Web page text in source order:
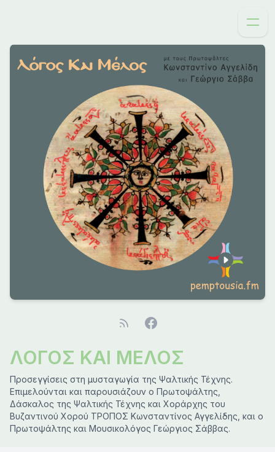
ΛΟΓΟΣ ΚΑΙ ΜΕΛΟΣ
Προσεγγίσεις στη μυσταγωγία της Ψαλτικής Τέχνης.
Επιμελούνται και παρουσιάζουν ο Πρωτοψάλτης,
Δάσκαλος της Ψαλτικής Τέχνης και Χοράρχης του
Βυζαντινού Χορού ΤΡΟΠΟΣ Κωνσταντίνος Αγγελίδης, και ο
Πρωτοψάλτης και Μουσικολόγος Γεώργιος Σάββας.